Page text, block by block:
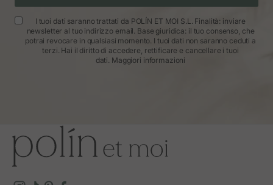
I tuoi dati saranno trattati da POLÍN ET MOI S.L. Finalità: inviare
newsletter al tuo indirizzo email. Base giuridica: il tuo consenso, che
potrai revocare in qualsiasi momento. I tuoi dati non saranno ceduti a
terzi. Hai il diritto di accedere, rettificare e cancellare i tuoi
dati. Maggiori informazioni